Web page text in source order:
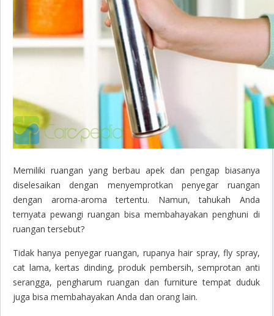
Memiliki ruangan yang berbau apek dan pengap biasanya
diselesaikan dengan menyemprotkan penyegar ruangan
dengan aroma-aroma tertentu. Namun, tahukah Anda
ternyata pewangi ruangan bisa membahayakan penghuni di
ruangan tersebut?
Tidak hanya penyegar ruangan, rupanyahair spray, fly spray,
cat lama, kertas dinding, produk pembersih, semprotan anti
serangga, pengharum ruangan dan furniture tempat duduk
juga bisa membahayakan Anda dan orang lain.